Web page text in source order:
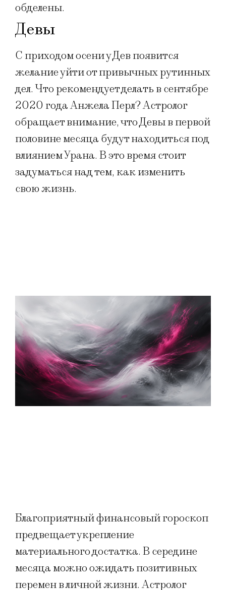
обделены.
Девы
С приходом осени у Дев появится
желание уйти от привычных рутинных
дел. Что рекомендует делать в сентябре
2020 года Анжела Перл? Астролог
обращает внимание, что Девы в первой
половине месяца будут находиться под
влиянием Урана. В это время стоит
задуматься над тем, как изменить
свою жизнь.
Благоприятный финансовый гороскоп
предвещает укрепление
материального достатка. В середине
месяца можно ожидать позитивных
перемен в личной жизни. Астролог